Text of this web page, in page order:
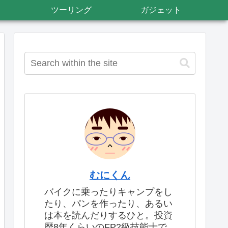
ツーリング ガジェット
むにくん
バイクに乗ったりキャンプをし
たり、パンを作ったり、あるい
は本を読んだりするひと。投資